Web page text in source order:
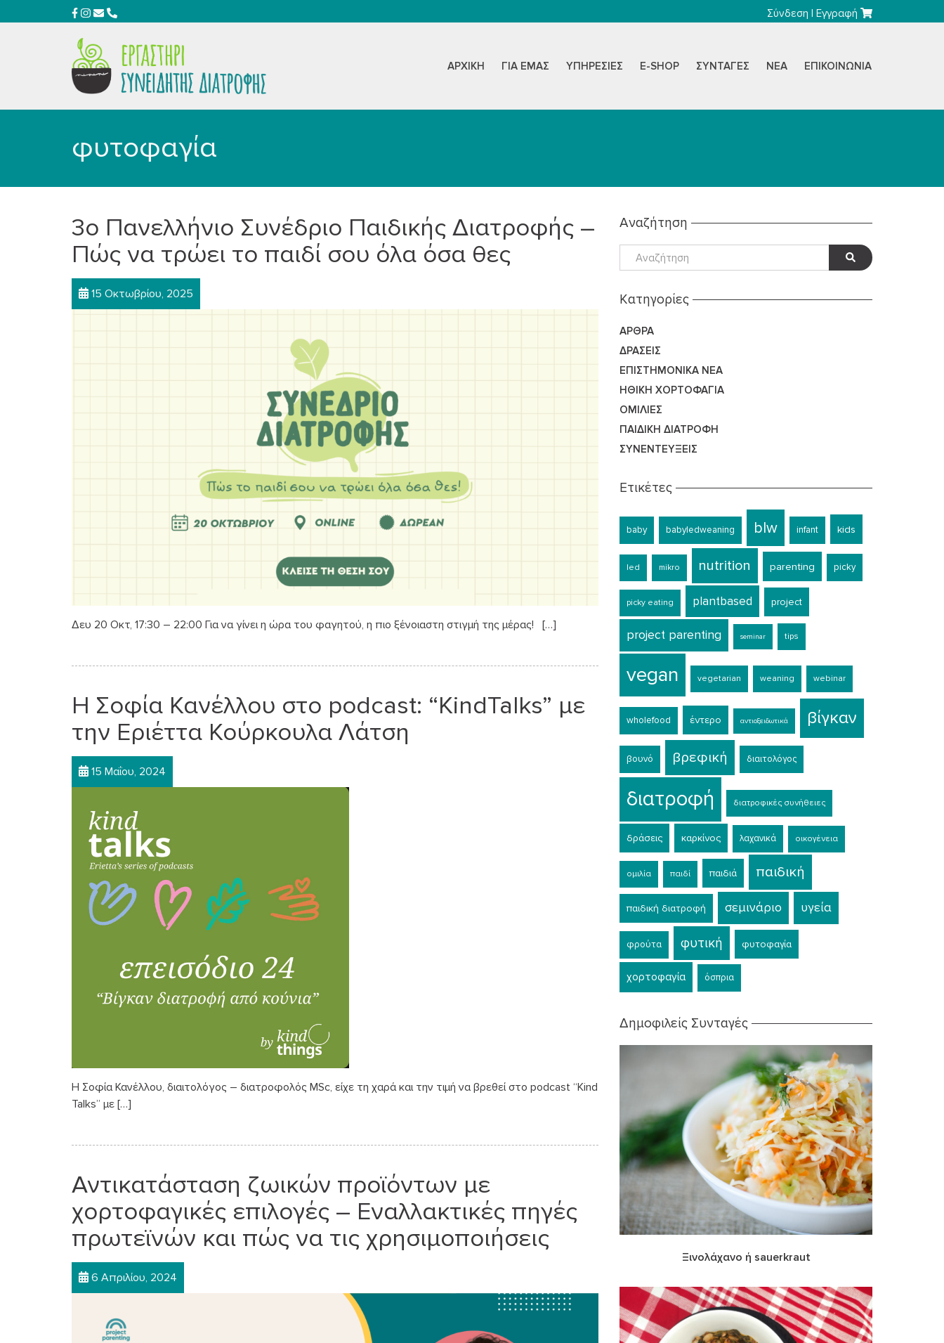
Σύνδεση |Εγγραφή
ΑΡΧΙΚΉ ΓΙΑ ΕΜΆΣ ΥΠΗΡΕΣΊΕΣ E-SHOP ΣΥΝΤΑΓΈΣ ΝΈΑ ΕΠΙΚΟΙΝΩΝΊΑ
φυτοφαγία
3ο Πανελλήνιο Συνέδριο Παιδικής Διατροφής –
Πώς να τρώει το παιδί σου όλα όσα θες
15 Οκτωβρίου, 2025
Δευ 20 Οκτ, 17:30 – 22:00 Για να γίνει η ώρα του φαγητού, η πιο ξένοιαστη στιγμή της μέρας! […]
Η Σοφία Κανέλλου στο podcast: “KindTalks” με
την Εριέττα Κούρκουλα Λάτση
15 Μαΐου, 2024
Η Σοφία Κανέλλου, διαιτολόγος – διατροφολός MSc, είχε τη χαρά και την τιμή να βρεθεί στο podcast “Kind
Talks” με […]
Αντικατάσταση ζωικών προϊόντων με
χορτοφαγικές επιλογές – Εναλλακτικές πηγές
πρωτεϊνών και πώς να τις χρησιμοποιήσεις
6 Απριλίου, 2024
Αναζήτηση
Kατηγορίες
ΆΡΘΡΑ
ΔΡΆΣΕΙΣ
ΕΠΙΣΤΗΜΟΝΙΚΆ ΝΈΑ
ΗΘΙΚΉ ΧΟΡΤΟΦΑΓΊΑ
ΟΜΙΛΊΕΣ
ΠΑΙΔΙΚΉ ΔΙΑΤΡΟΦΉ
ΣΥΝΕΝΤΕΎΞΕΙΣ
Ετικέτες
baby babyledweaning blw infant kids
led mikro nutrition parenting picky
picky eating plantbased project
project parenting seminar tips
vegan vegetarian weaning webinar
wholefood έντερο αντιοξειδωτικά βίγκαν
βουνό βρεφική διαιτολόγος
διατροφή διατροφικές συνήθειες
δράσεις καρκίνος λαχανικά οικογένεια
ομιλία παιδί παιδιά παιδική
παιδική διατροφή σεμινάριο υγεία
φρούτα φυτική φυτοφαγία
χορτοφαγία όσπρια
Δημοφιλείς Συνταγές
Ξινολάχανο ή sauerkraut